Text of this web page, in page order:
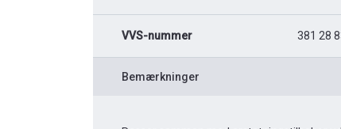
VVS-nummer 381 28
Bemærkninger